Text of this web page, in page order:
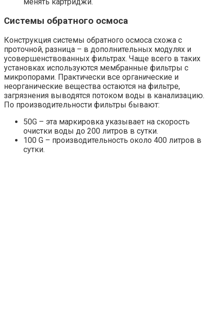
менять картриджи.
Системы обратного осмоса
Конструкция системы обратного осмоса схожа с
проточной, разница – в дополнительных модулях и
усовершенствованных фильтрах. Чаще всего в таких
установках используются мембранные фильтры с
микропорами. Практически все органические и
неорганические вещества остаются на фильтре,
загрязнения выводятся потоком воды в канализацию.
По производительности фильтры бывают:
50G – эта маркировка указывает на скорость
очистки воды до 200 литров в сутки.
100 G – производительность около 400 литров в
сутки.